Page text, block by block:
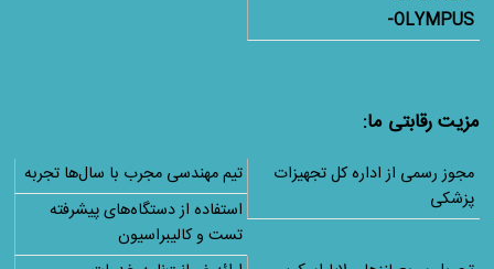
OLYMPUS-
مزیت رقابتی ما:
مجوز رسمی از اداره کل تجهیزات
پزشکی
تیم مهندسی مجرب با سال‌ها تجربه
استفاده از دستگاه‌های پیشرفته
تست و کالیبراسیون